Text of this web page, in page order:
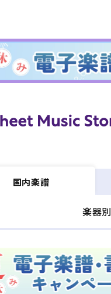
国内楽譜
楽器別